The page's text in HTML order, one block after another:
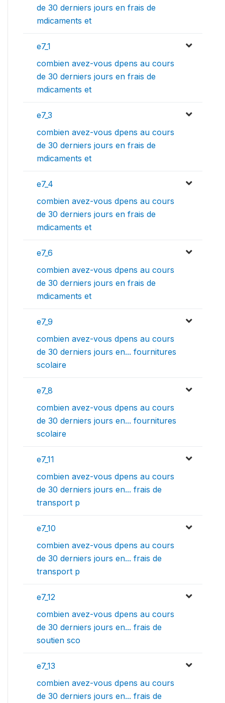
de 30 derniers jours en frais de
mdicaments et
e7_1
combien avez-vous dpens au cours
de 30 derniers jours en frais de
mdicaments et
e7_3
combien avez-vous dpens au cours
de 30 derniers jours en frais de
mdicaments et
e7_4
combien avez-vous dpens au cours
de 30 derniers jours en frais de
mdicaments et
e7_6
combien avez-vous dpens au cours
de 30 derniers jours en frais de
mdicaments et
e7_9
combien avez-vous dpens au cours
de 30 derniers jours en... fournitures
scolaire
e7_8
combien avez-vous dpens au cours
de 30 derniers jours en... fournitures
scolaire
e7_11
combien avez-vous dpens au cours
de 30 derniers jours en... frais de
transport p
e7_10
combien avez-vous dpens au cours
de 30 derniers jours en... frais de
transport p
e7_12
combien avez-vous dpens au cours
de 30 derniers jours en... frais de
soutien sco
e7_13
combien avez-vous dpens au cours
de 30 derniers jours en... frais de